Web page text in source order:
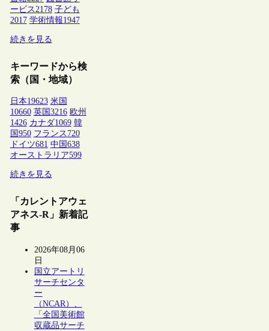
ービス 2178 子ども
2017 学術情報1947
続きを見る
キーワードから検
索（国・地域）
日本19623 米国
10660 英国 3216 欧州
1426 カナダ1069 韓
国 950 フランス 720
ドイツ681 中国 638
オーストラリア599
続きを見る
「カレントアウェ
アネス-R」新着記
事
2026年08月06
日
国立アートリ
サーチセンタ
ー
（NCAR）、
「全国美術館
収蔵品サーチ